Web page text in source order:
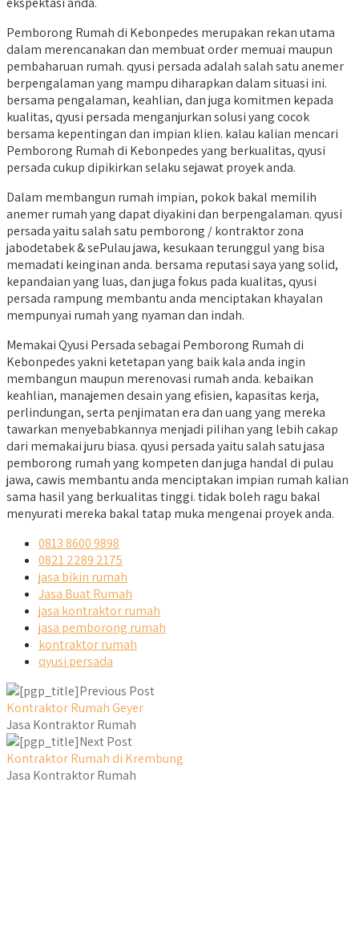
Pemborong Rumah di Kebonpedes merupakan rekan utama
dalam merencanakan dan membuat order memuai maupun
pembaharuan rumah. qyusi persada adalah salah satu anemer
berpengalaman yang mampu diharapkan dalam situasi ini.
bersama pengalaman, keahlian, dan juga komitmen kepada
kualitas, qyusi persada menganjurkan solusi yang cocok
bersama kepentingan dan impian klien. kalau kalian mencari
Pemborong Rumah di Kebonpedes yang berkualitas, qyusi
persada cukup dipikirkan selaku sejawat proyek anda.
Dalam membangun rumah impian, pokok bakal memilih
anemer rumah yang dapat diyakini dan berpengalaman. qyusi
persada yaitu salah satu pemborong / kontraktor zona
jabodetabek & sePulau jawa, kesukaan terunggul yang bisa
memadati keinginan anda. bersama reputasi saya yang solid,
kepandaian yang luas, dan juga fokus pada kualitas, qyusi
persada rampung membantu anda menciptakan khayalan
mempunyai rumah yang nyaman dan indah.
Memakai Qyusi Persada sebagai Pemborong Rumah di
Kebonpedes yakni ketetapan yang baik kala anda ingin
membangun maupun merenovasi rumah anda. kebaikan
keahlian, manajemen desain yang efisien, kapasitas kerja,
perlindungan, serta penjimatan era dan uang yang mereka
tawarkan menyebabkannya menjadi pilihan yang lebih cakap
dari memakai juru biasa. qyusi persada yaitu salah satu jasa
pemborong rumah yang kompeten dan juga handal di pulau
jawa, cawis membantu anda menciptakan impian rumah kalian
sama hasil yang berkualitas tinggi. tidak boleh ragu bakal
menyurati mereka bakal tatap muka mengenai proyek anda.
0813 8600 9898
0821 2289 2175
jasa bikin rumah
Jasa Buat Rumah
jasa kontraktor rumah
jasa pemborong rumah
kontraktor rumah
qyusi persada
Previous Post
Kontraktor Rumah Geyer
Jasa Kontraktor Rumah
Next Post
Kontraktor Rumah di Krembung
Jasa Kontraktor Rumah